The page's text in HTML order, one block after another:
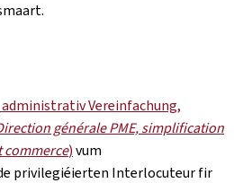
Vereinfachung,
générale PME, simplification
)vum
privilegiéierten Interlocuteur fir